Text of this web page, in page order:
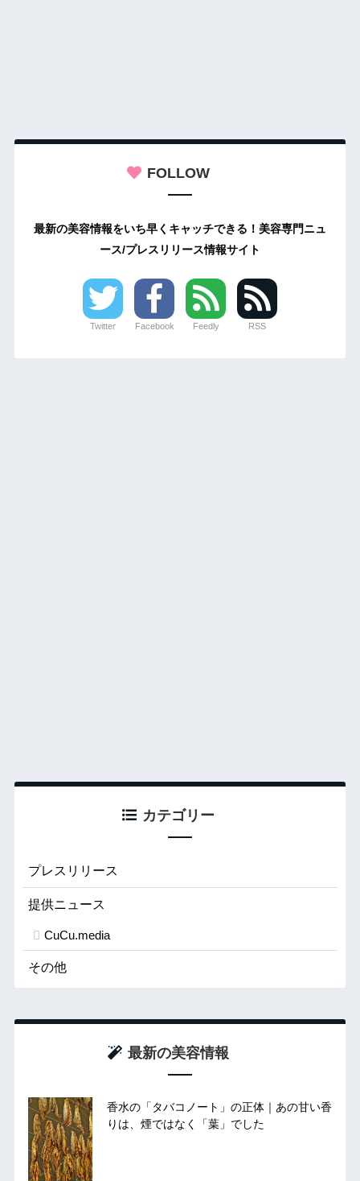
FOLLOW
最新の美容情報をいち早くキャッチできる！美容専門ニュ
ース/プレスリリース情報サイト
Twitter Facebook Feedly RSS
カテゴリー
プレスリリース
提供ニュース
CuCu.media
その他
最新の美容情報
香水の「タバコノート」の正体｜あの甘い香
りは、煙ではなく「葉」でした